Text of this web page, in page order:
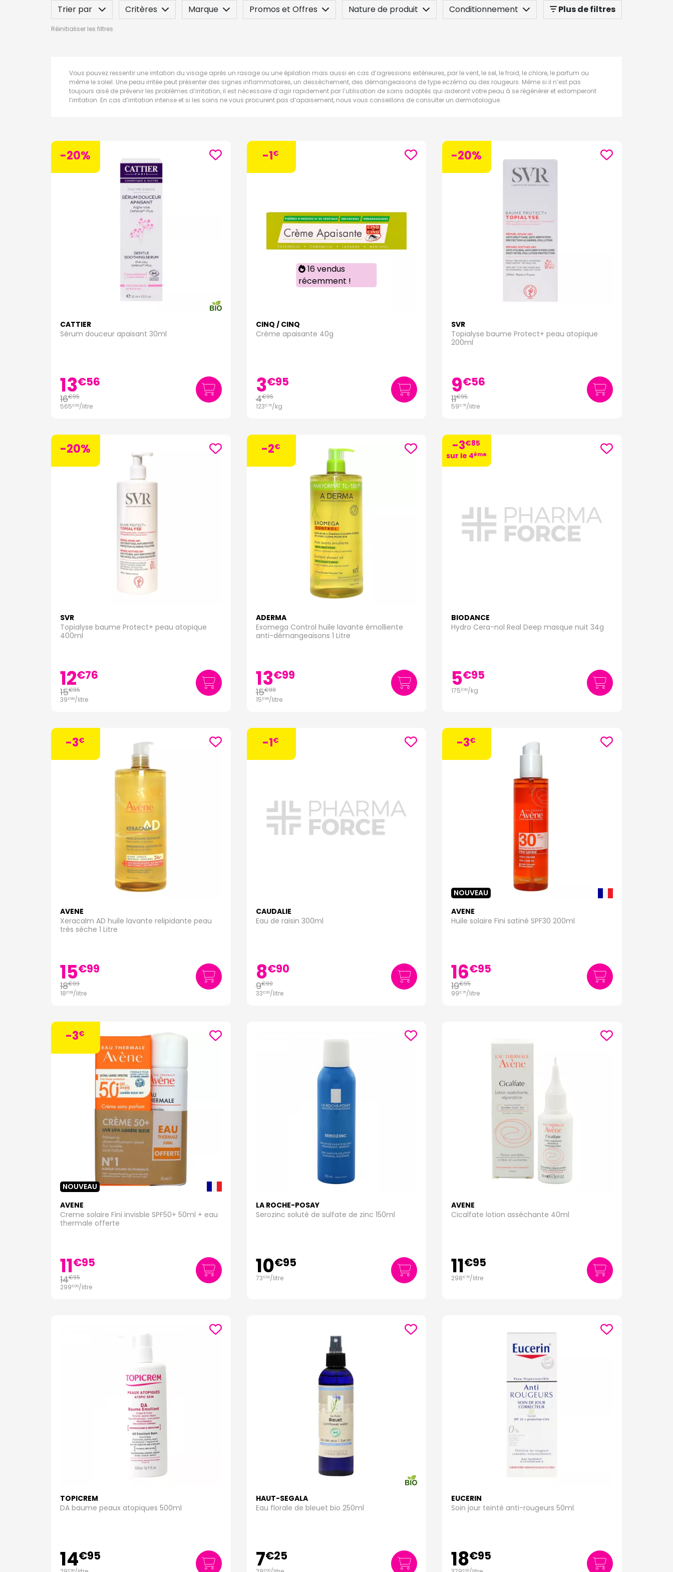
Trier par Critères Marque Promos et Offres Nature de produit
Conditionnement
Spécificité
Plus de filtres
Réinitialiser les filtres
Vous pouvez ressentir une irritation du visage après un rasage ou une épilation mais aussi en cas d’agressions extérieures, par le vent, le sel, le froid, le chlore, le parfum ou
même le soleil. Une peau irritée peut présenter des signes inflammatoires, un dessèchement, des démangeaisons de type eczéma ou des rougeurs. Même si il n’est pas
toujours aisé de prévenir les problèmes d’irritation, il est nécessaire d’agir rapidement par l’utilisation de soins adaptés qui aideront votre peau à se régénérer et estomperont
l’irritation. En cas d’irritation intense et si les soins ne vous procurent pas d’apaisement, nous vous conseillons de consulter un dermatologue.
-20%
CATTIER
Sérum douceur apaisant 30ml
13€56
16€95
565€00/litre
-1€
16 vendus
récemment !
CINQ / CINQ
Crème apaisante 40g
3€95
4€95
123€75/kg
-20%
SVR
Topialyse baume Protect+ peau atopique
200ml
9€56
11€95
59€75/litre
-20%
SVR
Topialyse baume Protect+ peau atopique
400ml
12€76
15€95
39€88/litre
-2€
ADERMA
Exomega Control huile lavante émolliente
anti-démangeaisons 1 Litre
13€99
15€99
15€99/litre
-3€85
sur le 4ème
BIODANCE
Hydro Cera-nol Real Deep masque nuit 34g
5€95
175€00/kg
-3€
AVENE
Xeracalm AD huile lavante relipidante peau
très sèche 1 Litre
15€99
18€99
18€99/litre
-1€
CAUDALIE
Eau de raisin 300ml
8€90
9€90
33€00/litre
-3€
NOUVEAU
AVENE
Huile solaire Fini satiné SPF30 200ml
16€95
19€95
99€75/litre
-3€
NOUVEAU
AVENE
Creme solaire Fini invisble SPF50+ 50ml + eau
thermale offerte
11€95
14€95
299€00/litre
LA ROCHE-POSAY
Serozinc soluté de sulfate de zinc 150ml
10€95
73€00/litre
AVENE
Cicalfate lotion asséchante 40ml
11€95
298€75/litre
TOPICREM
DA baume peaux atopiques 500ml
14€95
€90
HAUT-SEGALA
Eau florale de bleuet bio 250ml
7€25
€00
EUCERIN
Soin jour teinté anti-rougeurs 50ml
18€95
€00